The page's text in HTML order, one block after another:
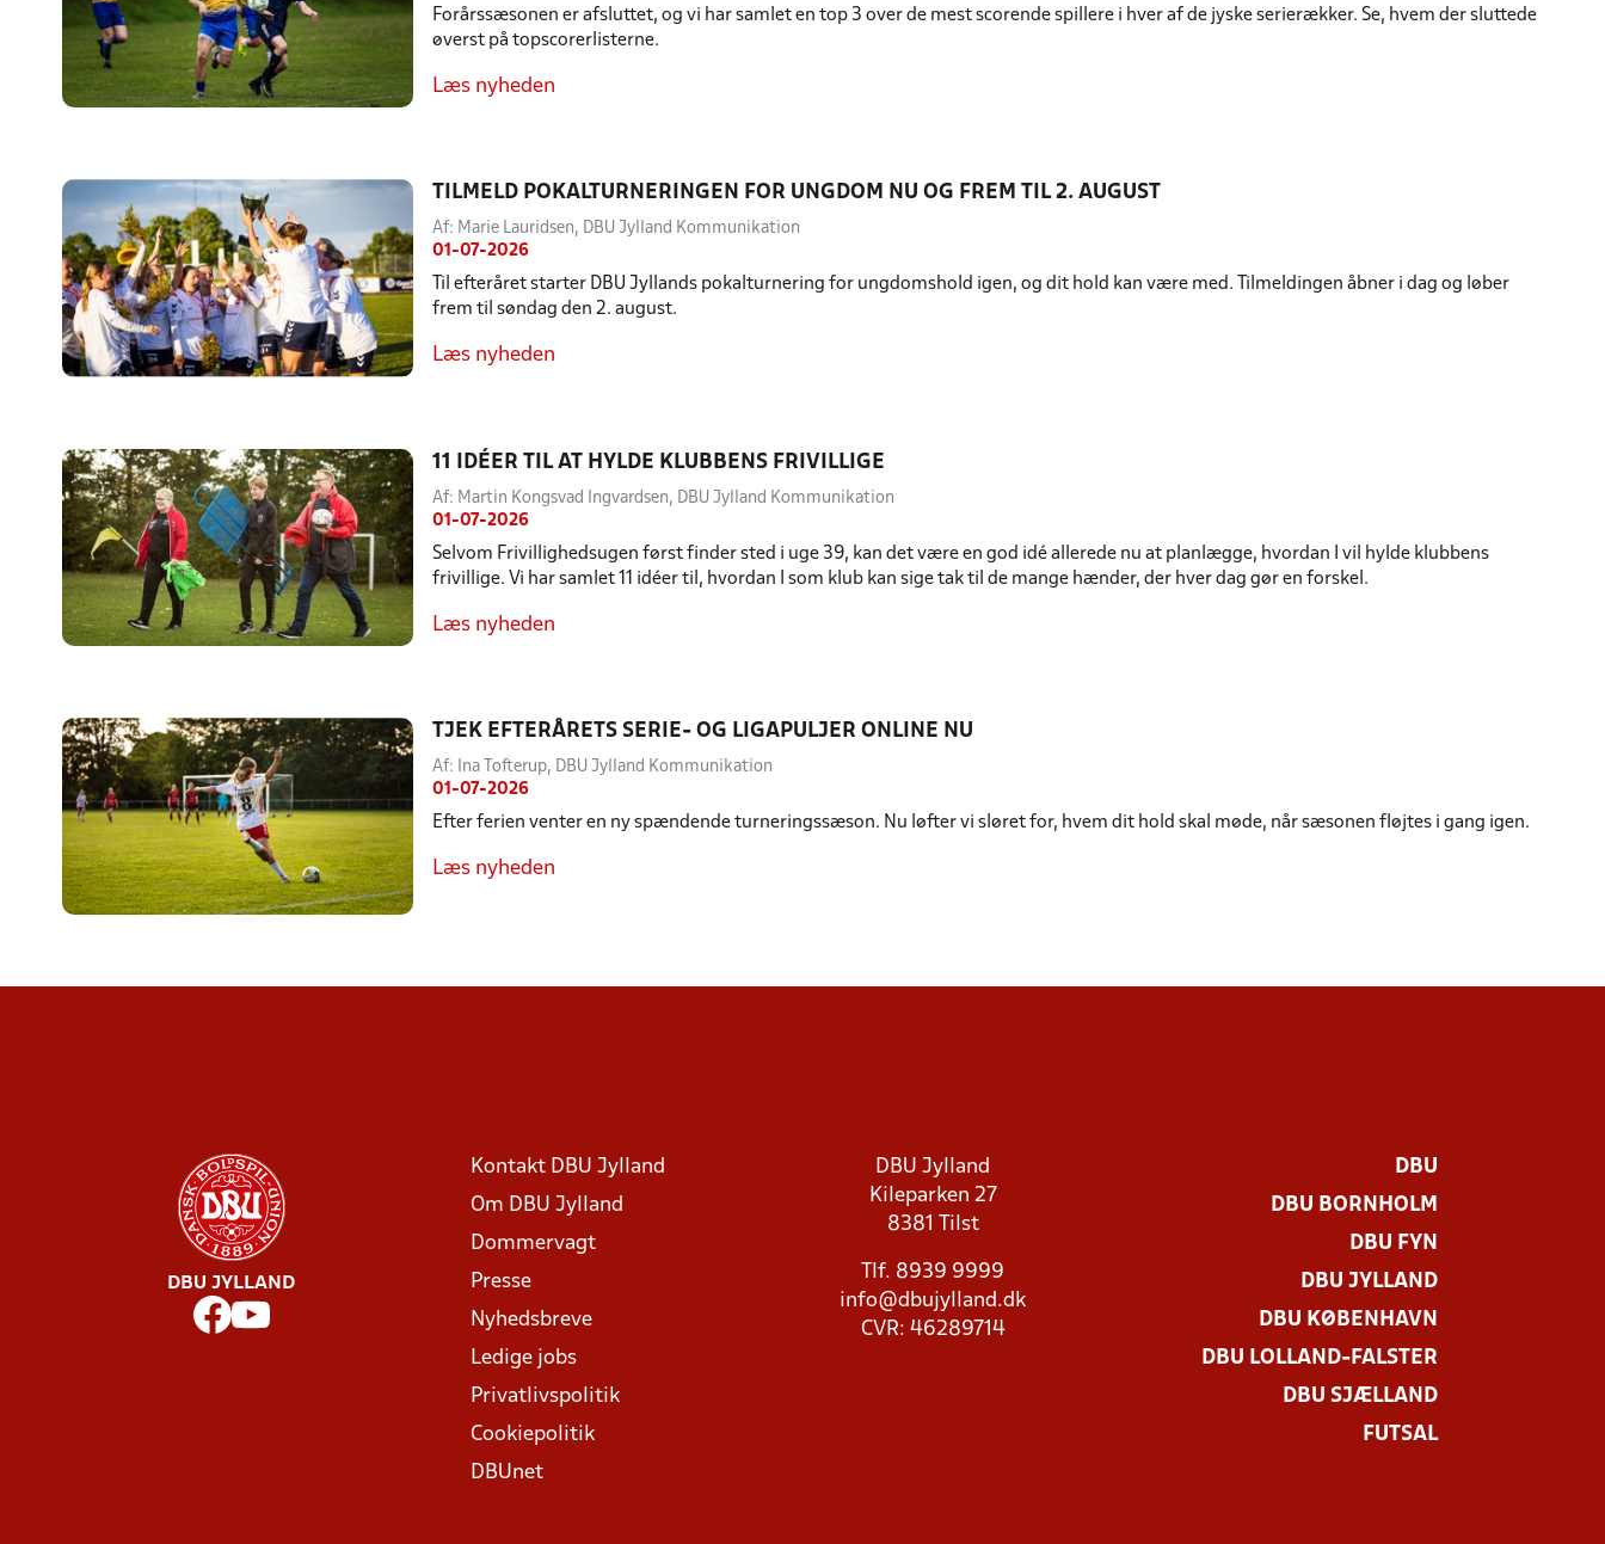
Forårssæsonen er afsluttet, og vi har samlet en top 3 over de mest scorende spillere i hver af de jyske serierækker. Se, hvem der sluttede
øverst på topscorerlisterne.
Læs nyheden
TILMELD POKALTURNERINGEN FOR UNGDOM NU OG FREM TIL 2. AUGUST
Af: Marie Lauridsen, DBU Jylland Kommunikation
01-07-2026
Til efteråret starter DBU Jyllands pokalturnering for ungdomshold igen, og dit hold kan være med. Tilmeldingen åbner i dag og løber
frem til søndag den 2. august.
Læs nyheden
11 IDÉER TIL AT HYLDE KLUBBENS FRIVILLIGE
Af: Martin Kongsvad Ingvardsen, DBU Jylland Kommunikation
01-07-2026
Selvom Frivillighedsugen først finder sted i uge 39, kan det være en god idé allerede nu at planlægge, hvordan I vil hylde klubbens
frivillige. Vi har samlet 11 idéer til, hvordan I som klub kan sige tak til de mange hænder, der hver dag gør en forskel.
Læs nyheden
TJEK EFTERÅRETS SERIE- OG LIGAPULJER ONLINE NU
Af: Ina Tofterup, DBU Jylland Kommunikation
01-07-2026
Efter ferien venter en ny spændende turneringssæson. Nu løfter vi sløret for, hvem dit hold skal møde, når sæsonen fløjtes i gang igen.
Læs nyheden
DBU JYLLAND
Kontakt DBU Jylland
Om DBU Jylland
Dommervagt
Presse
Nyhedsbreve
Ledige jobs
Privatlivspolitik
Cookiepolitik
DBUnet
DBU Jylland
Kileparken 27
8381 Tilst
Tlf. 8939 9999
info@dbujylland.dk
CVR: 46289714
DBU
DBU BORNHOLM
DBU FYN
DBU JYLLAND
DBU KØBENHAVN
DBU LOLLAND-FALSTER
DBU SJÆLLAND
FUTSAL